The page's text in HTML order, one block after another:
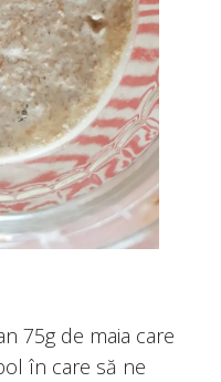
75g de maia care
în care să ne